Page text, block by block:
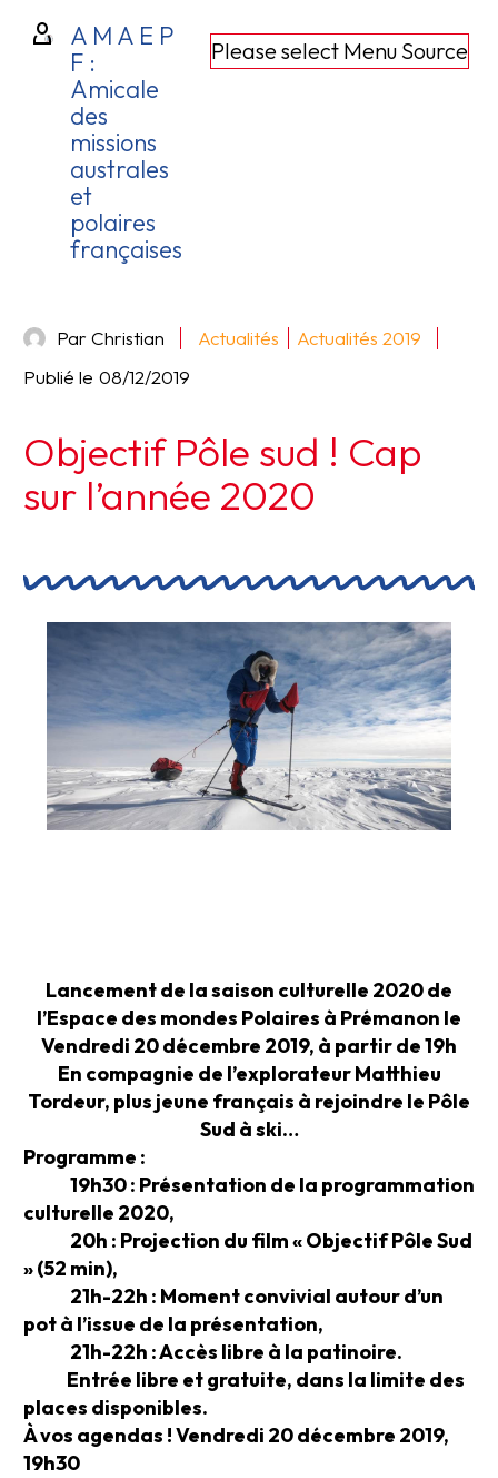
Please select Menu Source
A M A E P
F :
Amicale
des
missions
australes
et
polaires
françaises
Par Christian Actualités
Actualités 2019
Publié le 08/12/2019
Objectif Pôle sud ! Cap
sur l’année 2020
Lancement de la saison culturelle 2020 de
l’Espace des mondes Polaires à Prémanon le
Vendredi 20 décembre 2019, à partir de 19h
En compagnie de l’explorateur Matthieu
Tordeur, plus jeune français à rejoindre le Pôle
Sud à ski…
Programme :
19h30 : Présentation de la programmation
culturelle 2020,
20h : Projection du film « Objectif Pôle Sud
» (52 min),
21h-22h : Moment convivial autour d’un
pot à l’issue de la présentation,
21h-22h : Accès libre à la patinoire.
Entrée libre et gratuite, dans la limite des
places disponibles.
À vos agendas !Vendredi 20 décembre 2019,
19h30